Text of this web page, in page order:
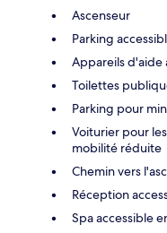
Ascenseur
Parking
Appareils d'aide
Toilettes
Parking pour
Voiturier pour
mobilité réduite
Chemin vers
Réception
Spa accessible